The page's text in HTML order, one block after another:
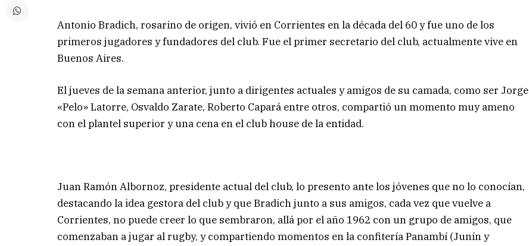
Antonio Bradich, rosarino de origen, vivió en Corrientes en la década del 60 y fue uno de los
primeros jugadores y fundadores del club. Fue el primer secretario del club, actualmente vive en
Buenos Aires.
El jueves de la semana anterior, junto a dirigentes actuales y amigos de su camada, como ser Jorge
«Pelo» Latorre, Osvaldo Zarate, Roberto Capará entre otros, compartió un momento muy ameno
con el plantel superior y una cena en el club house de la entidad.
Juan Ramón Albornoz, presidente actual del club, lo presento ante los jóvenes que no lo conocían,
destacando la idea gestora del club y que Bradich junto a sus amigos, cada vez que vuelve a
Corrientes, no puede creer lo que sembraron, allá por el año 1962 con un grupo de amigos, que
comenzaban a jugar al rugby, y compartiendo momentos en la confitería Panambí (Junín y